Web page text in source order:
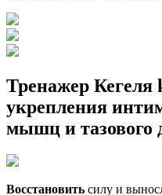
Тренажер Кегеля
укрепления
мышц и тазового
Восстановить силу и